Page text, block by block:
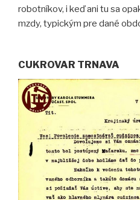
robotníkov, i keď ani tu sa
mzdy, typickým pre dané
CUKROVAR TRNAVA